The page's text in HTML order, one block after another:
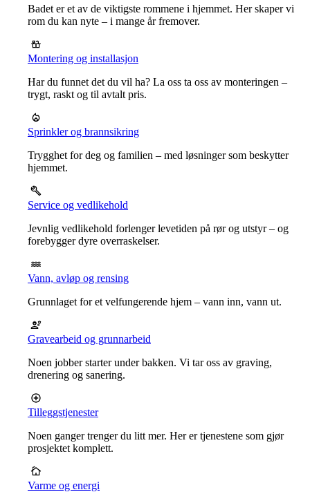
Badet er et av de viktigste rommene i hjemmet. Her skaper vi
rom du kan nyte – i mange år fremover.
Montering og installasjon
Har du funnet det du vil ha? La oss ta oss av monteringen –
trygt, raskt og til avtalt pris.
Sprinkler og brannsikring
Trygghet for deg og familien – med løsninger som beskytter
hjemmet.
Service og vedlikehold
Jevnlig vedlikehold forlenger levetiden på rør og utstyr – og
forebygger dyre overraskelser.
Vann, avløp og rensing
Grunnlaget for et velfungerende hjem – vann inn, vann ut.
Gravearbeid og grunnarbeid
Noen jobber starter under bakken. Vi tar oss av graving,
drenering og sanering.
Tilleggstjenester
Noen ganger trenger du litt mer. Her er tjenestene som gjør
prosjektet komplett.
Varme og energi